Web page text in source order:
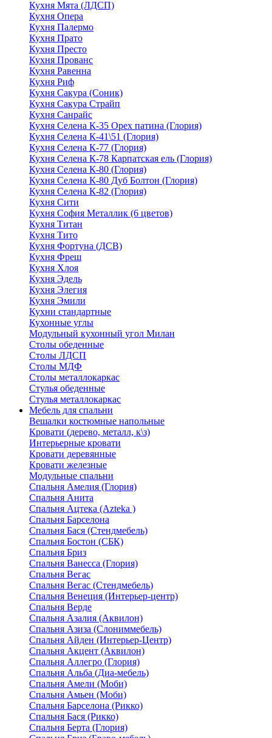
Кухня Мята (ЛДСП)
Кухня Опера
Кухня Палермо
Кухня Прато
Кухня Престо
Кухня Прованс
Кухня Равенна
Кухня Риф
Кухня Сакура (Соник)
Кухня Сакура Страйп
Кухня Санрайс
Кухня Селена К-35 Орех патина (Глория)
Кухня Селена К-41\51 (Глория)
Кухня Селена К-77 (Глория)
Кухня Селена К-78 Карпатская ель (Глория)
Кухня Селена К-80 (Глория)
Кухня Селена К-80 Дуб Болтон (Глория)
Кухня Селена К-82 (Глория)
Кухня Сити
Кухня София Металлик (6 цветов)
Кухня Титан
Кухня Тито
Кухня Фортуна (ДСВ)
Кухня Фреш
Кухня Хлоя
Кухня Эдель
Кухня Элегия
Кухня Эмили
Кухни стандартные
Кухонные углы
Модульный кухонный угол Милан
Столы обеденные
Столы ЛДСП
Столы МДФ
Столы металлокаркас
Стулья обеденные
Стулья металлокаркас
Мебель для спальни
Вешалки костюмные напольные
Кровати (дерево, металл, к\з)
Интерьерные кровати
Кровати деревянные
Кровати железные
Модульные спальни
Спальня Амелия (Глория)
Спальня Анита
Спальня Ацтека (Azteka )
Спальня Барселона
Спальня Бася (Стендмебель)
Спальня Бостон (СБК)
Спальня Бриз
Спальня Ванесса (Глория)
Спальня Вегас
Спальня Вегас (Стендмебель)
Спальня Венеция (Интерьер-центр)
Спальня Верде
Спальня Азалия (Аквилон)
Спальня Азиза (Слониммебель)
Спальня Айден (Интерьер-Центр)
Спальня Акцент (Аквилон)
Спальня Аллегро (Глория)
Спальня Альба (Диа-мебель)
Спальня Амели (Моби)
Спальня Амьен (Моби)
Спальня Барселона (Рикко)
Спальня Бася (Рикко)
Спальня Берта (Глория)